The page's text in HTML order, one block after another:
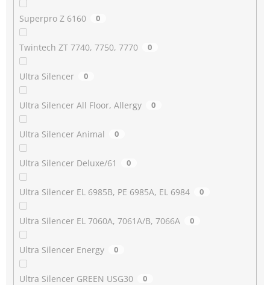
Superpro Z 6160 0
Twintech ZT 7740, 7750, 7770 0
Ultra Silencer 0
Ultra Silencer All Floor, Allergy 0
Ultra Silencer Animal 0
Ultra Silencer Deluxe/61 0
Ultra Silencer EL 6985B, PE 6985A, EL 6984 0
Ultra Silencer EL 7060A, 7061A/B, 7066A 0
Ultra Silencer Energy 0
Ultra Silencer GREEN USG30 0